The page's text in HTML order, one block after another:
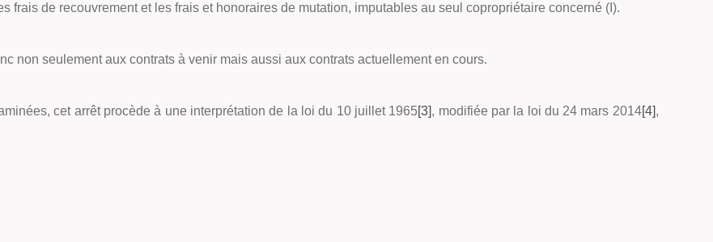
frais de recouvrement et les frais et honoraires de mutation, imputables au seul copropriétaire concerné (I).
non seulement aux contrats à venir mais aussi aux contrats actuellement en cours.
cet arrêt procède à une interprétation de la loi du 10 juillet 1965[3], modifiée par la loi du 24 mars 2014[4],